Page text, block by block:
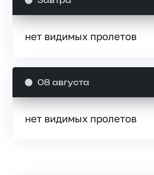
нет видимых пролетов
08 августа
нет видимых пролетов